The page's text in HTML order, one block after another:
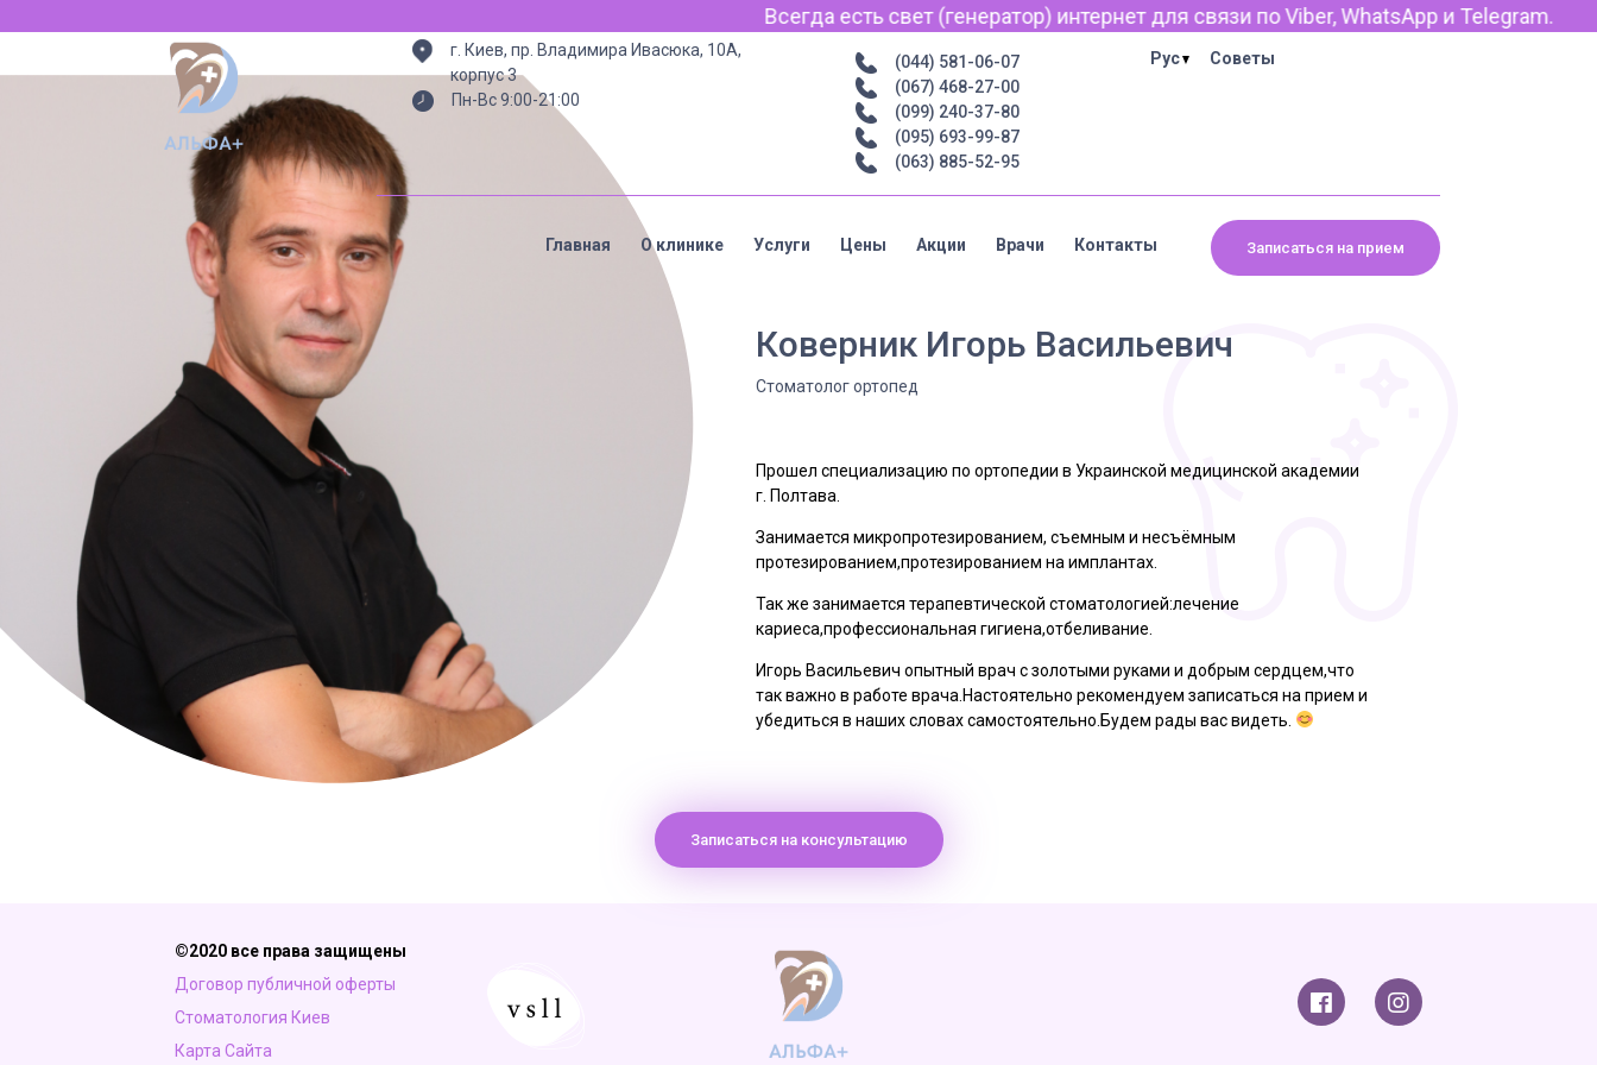
Всегда есть свет (генератор) интернет для связи по Viber, WhatsApp и Telegram.
г. Киев, пр. Владимира Ивасюка, 10А,
корпус 3
Пн-Вс 9:00-21:00
(044) 581-06-07
(067) 468-27-00
(099) 240-37-80
(095) 693-99-87
(063) 885-52-95
Рус Советы
Главная О клинике Услуги Цены Акции Врачи Контакты Записаться на прием
Коверник Игорь Васильевич
Стоматолог ортопед
Прошел специализацию по ортопедии в Украинской медицинской академии
г. Полтава.
Занимается микропротезированием, съемным и несъёмным
протезированием,протезированием на имплантах.
Так же занимается терапевтической стоматологией:лечение
кариеса,профессиональная гигиена,отбеливание.
Игорь Васильевич опытный врач с золотыми руками и добрым сердцем,что
так важно в работе врача.Настоятельно рекомендуем записаться на прием и
убедиться в наших словах самостоятельно.Будем рады вас видеть.
Записаться на консультацию
©2020 все права защищены
Договор публичной оферты
Стоматология Киев
Карта Сайта